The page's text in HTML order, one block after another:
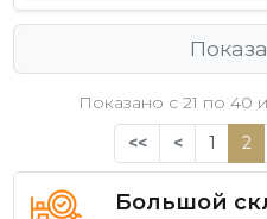
Показано с 21 по 40
<<
< 1 2
Большой